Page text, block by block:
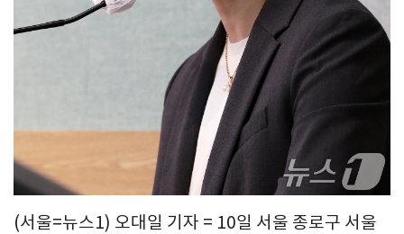
(서울=뉴스1) 오대일 기자 = 10일 서울 종로구 서울